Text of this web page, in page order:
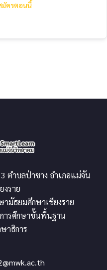
มัครตอนนี้
ตำบลป่าซาง อำเภอแม่จัน
งราย
มัธยมศึกษาเชียงราย
ารศึกษาขั้นพื้นฐาน
าธิการ